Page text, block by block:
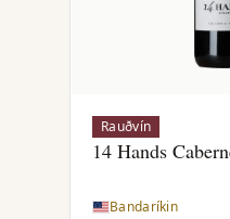
Rauðvín
14 Hands
Bandaríkin